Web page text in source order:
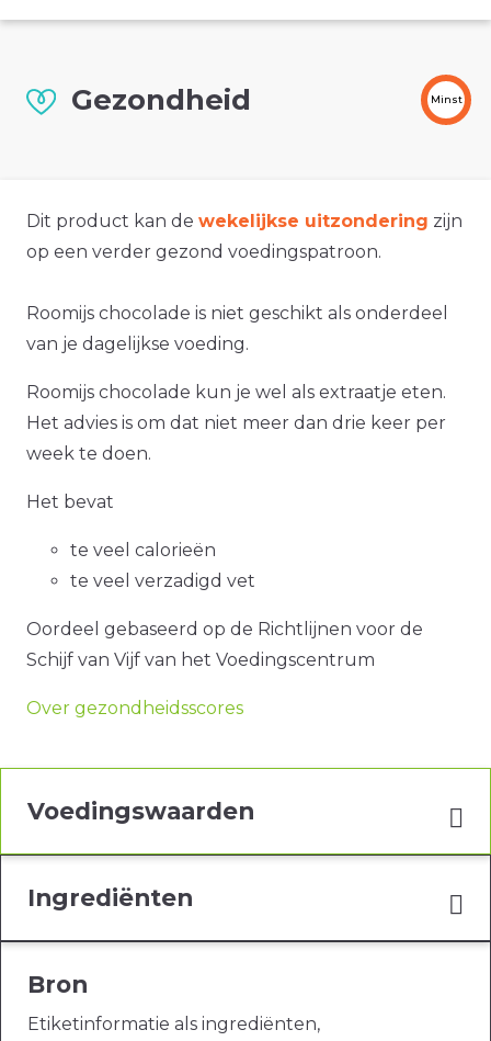
Gezondheid Minst
Dit product kan de wekelijkse uitzondering zijn
op een verder gezond voedingspatroon.
Roomijs chocolade is niet geschikt als onderdeel
van je dagelijkse voeding.
Roomijs chocolade kun je wel als extraatje eten.
Het advies is om dat niet meer dan drie keer per
week te doen.
Het bevat
te veel calorieën
te veel verzadigd vet
Oordeel gebaseerd op de Richtlijnen voor de
Schijf van Vijf van het Voedingscentrum
Over gezondheidsscores
Voedingswaarden
Ingrediënten
Bron
Etiketinformatie als ingrediënten,